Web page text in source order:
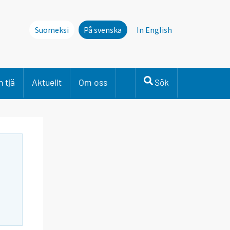
Suomeksi På svenska In English
tjä Aktuellt Om oss Sök